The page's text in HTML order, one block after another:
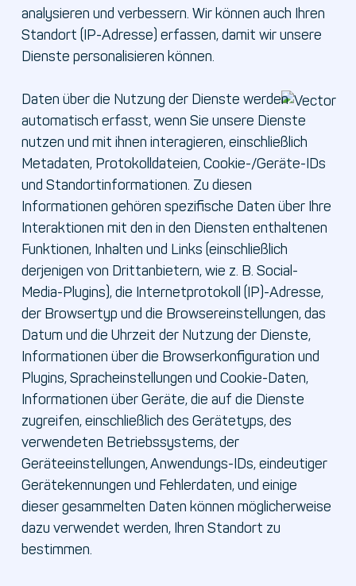
analysieren und verbessern. Wir können auch Ihren
Standort (IP-Adresse) erfassen, damit wir unsere
Dienste personalisieren können.
Daten über die Nutzung der Dienste werden
automatisch erfasst, wenn Sie unsere Dienste
nutzen und mit ihnen interagieren, einschließlich
Metadaten, Protokolldateien, Cookie-/Geräte-IDs
und Standortinformationen. Zu diesen
Informationen gehören spezifische Daten über Ihre
Interaktionen mit den in den Diensten enthaltenen
Funktionen, Inhalten und Links (einschließlich
derjenigen von Drittanbietern, wie z. B. Social-
Media-Plugins), die Internetprotokoll (IP)-Adresse,
der Browsertyp und die Browsereinstellungen, das
Datum und die Uhrzeit der Nutzung der Dienste,
Informationen über die Browserkonfiguration und
Plugins, Spracheinstellungen und Cookie-Daten,
Informationen über Geräte, die auf die Dienste
zugreifen, einschließlich des Gerätetyps, des
verwendeten Betriebssystems, der
Geräteeinstellungen, Anwendungs-IDs, eindeutiger
Gerätekennungen und Fehlerdaten, und einige
dieser gesammelten Daten können möglicherweise
dazu verwendet werden, Ihren Standort zu
bestimmen.